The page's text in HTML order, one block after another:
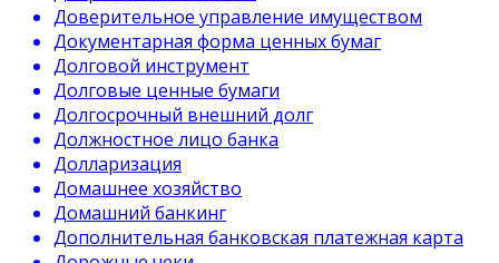
Доверительное управление имуществом
Документарная форма ценных бумаг
Долговой инструмент
Долговые ценные бумаги
Долгосрочный внешний долг
Должностное лицо банка
Долларизация
Домашнее хозяйство
Домашний банкинг
Дополнительная банковская платежная карта